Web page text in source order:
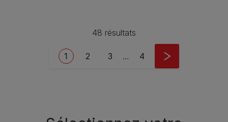
48 résultats
Current page
1 Page
2 Page
3 … Last page
4